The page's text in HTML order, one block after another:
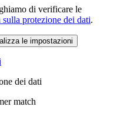
di verificare le
protezione dei dati.
le impostazioni
dei dati
match